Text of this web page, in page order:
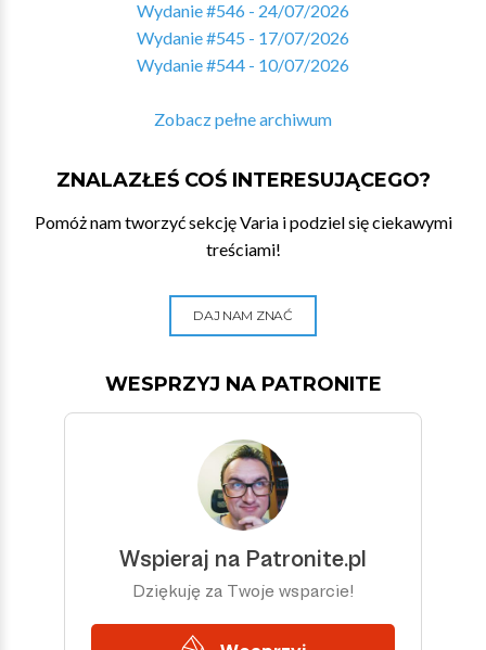
Wydanie #546 - 24/07/2026
Wydanie #545 - 17/07/2026
Wydanie #544 - 10/07/2026
Zobacz pełne archiwum
ZNALAZŁEŚ COŚ INTERESUJĄCEGO?
Pomóż nam tworzyć sekcję Varia i podziel się ciekawymi
treściami!
DAJ NAM ZNAĆ
WESPRZYJ NA PATRONITE